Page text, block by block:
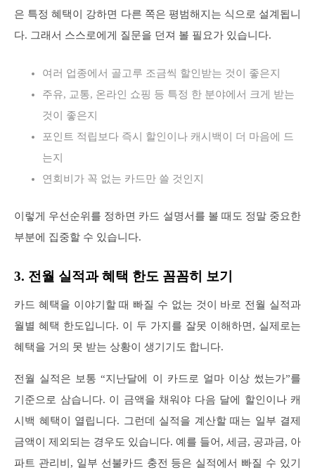
은 특정 혜택이 강하면 다른 쪽은 평범해지는 식으로 설계됩니
다. 그래서 스스로에게 질문을 던져 볼 필요가 있습니다.
여러 업종에서 골고루 조금씩 할인받는 것이 좋은지
주유, 교통, 온라인 쇼핑 등 특정 한 분야에서 크게 받는
것이 좋은지
포인트 적립보다 즉시 할인이나 캐시백이 더 마음에 드
는지
연회비가 꼭 없는 카드만 쓸 것인지
이렇게 우선순위를 정하면 카드 설명서를 볼 때도 정말 중요한
부분에 집중할 수 있습니다.
3. 전월 실적과 혜택 한도 꼼꼼히 보기
카드 혜택을 이야기할 때 빠질 수 없는 것이 바로 전월 실적과
월별 혜택 한도입니다. 이 두 가지를 잘못 이해하면, 실제로는
혜택을 거의 못 받는 상황이 생기기도 합니다.
전월 실적은 보통 “지난달에 이 카드로 얼마 이상 썼는가”를
기준으로 삼습니다. 이 금액을 채워야 다음 달에 할인이나 캐
시백 혜택이 열립니다. 그런데 실적을 계산할 때는 일부 결제
금액이 제외되는 경우도 있습니다. 예를 들어, 세금, 공과금, 아
파트 관리비, 일부 선불카드 충전 등은 실적에서 빠질 수 있기